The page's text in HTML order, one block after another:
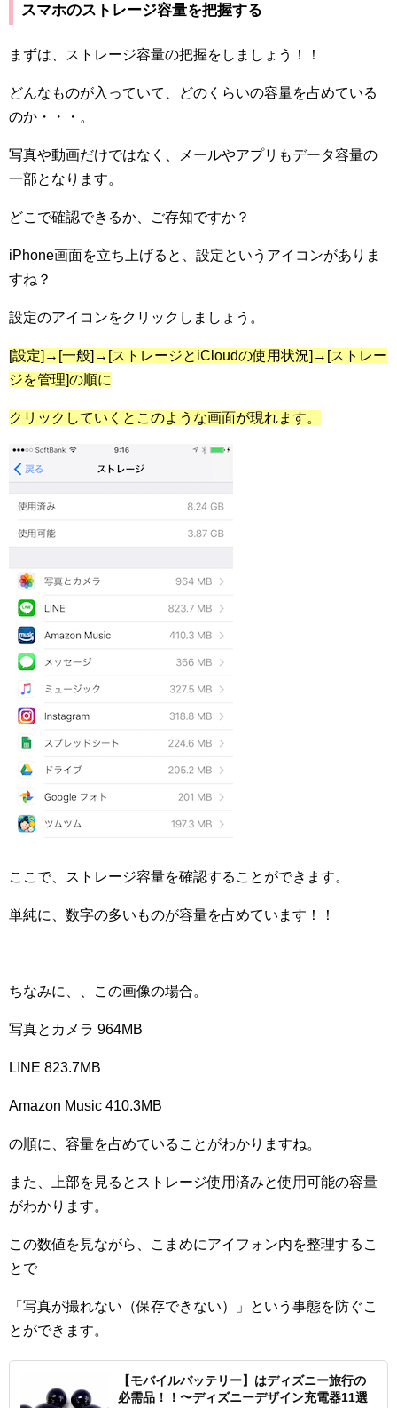
スマホのストレージ容量を把握する
まずは、ストレージ容量の把握をしましょう！！
どんなものが入っていて、どのくらいの容量を占めている
のか・・・。
写真や動画だけではなく、メールやアプリもデータ容量の
一部となります。
どこで確認できるか、ご存知ですか？
iPhone画面を立ち上げると、設定というアイコンがありま
すね？
設定のアイコンをクリックしましょう。
[設定] → [一般] → [ストレージと iCloudの使用状況] → [ストレー
ジを管理]の順に
クリックしていくとこのような画面が現れます。
ここで、ストレージ容量を確認することができます。
単純に、数字の多いものが容量を占めています！！
ちなみに、、この画像の場合。
写真とカメラ 964MB
LINE 823.7MB
Amazon Music 410.3MB
の順に、容量を占めていることがわかりますね。
また、上部を見るとストレージ使用済みと使用可能の容量
がわかります。
この数値を見ながら、こまめにアイフォン内を整理するこ
とで
「写真が撮れない（保存できない）」という事態を防ぐこ
とができます。
【モバイルバッテリー】はディズニー旅行の
必需品！！〜ディズニーデザイン充電器11選